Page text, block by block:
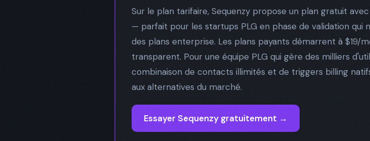
Sur le plan tarifaire, Sequenzy propose un plan gratuit
— parfait pour les startups PLG en phase de validation qui
des plans enterprise. Les plans payants démarrent à $19/
transparent. Pour une équipe PLG qui gère des milliers
combinaison de contacts illimités et de triggers billing
aux alternatives du marché.
Essayer Sequenzy gratuitement →